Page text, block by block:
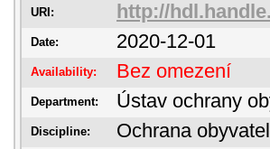
URI: http://
Date: 2020-12-01
Availability: Bez omezení
Department: Ústav ochrany
Discipline: Ochrana